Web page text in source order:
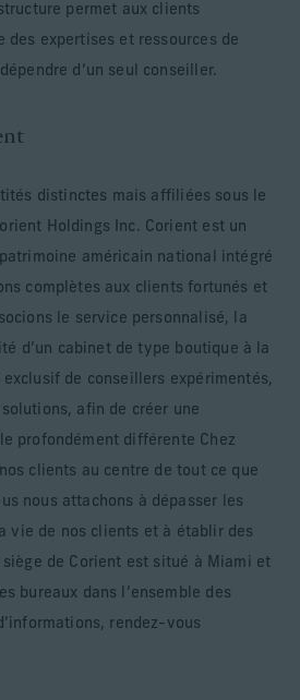
permet aux clients
des expertises et ressources de
d’un seul conseiller.
distinctes mais affiliées sous le
Holdings Inc. Corient est un
américain national intégré
complètes aux clients fortunés et
le service personnalisé, la
d’un cabinet de type boutique à la
exclusif de conseillers expérimentés,
afin de créer une
profondément différente Chez
clients au centre de tout ce que
nous attachons à dépasser les
vie de nos clients et à établir des
de Corient est situé à Miami et
bureaux dans l’ensemble des
rendez-vous